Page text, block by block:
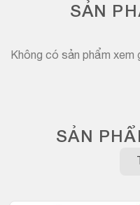
SẢN
Không có sản phẩm xem
SẢN